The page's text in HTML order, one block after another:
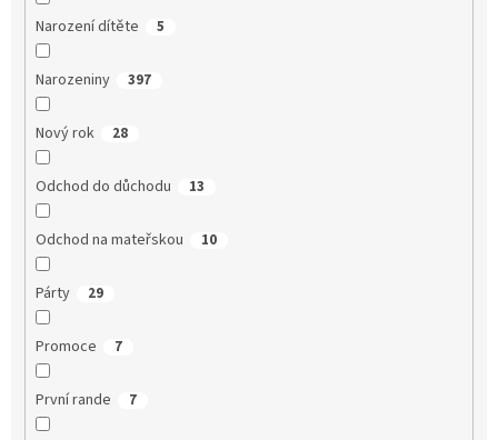
Narození dítěte 5
Narozeniny 397
Nový rok 28
Odchod do důchodu 13
Odchod na mateřskou 10
Párty 29
Promoce 7
První rande 7